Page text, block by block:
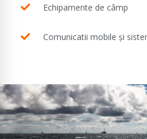
Echipamente de câmp
Comunicatii mobile și